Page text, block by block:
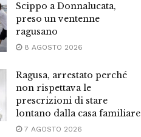
Scippo a Donnalucata,
preso un ventenne
ragusano
8 AGOSTO 2026
Ragusa, arrestato perché
non rispettava le
prescrizioni di stare
lontano dalla casa familiare
7 AGOSTO 2026